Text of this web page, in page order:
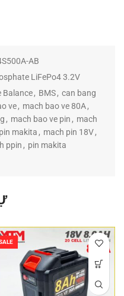
AB
LiFePo4 3.2V
Balance, BMS, can bang
ve, mach bao ve 80A,
, mach bao ve pin , mach
makita , mach pin 18V ,
ppin , pin makita